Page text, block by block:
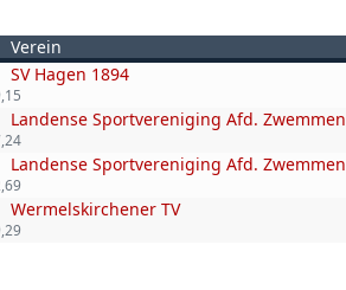
Verein
SV Hagen 1894
Landense Sportvereniging Afd. Zwemmen
Landense Sportvereniging Afd. Zwemmen
Wermelskirchener TV